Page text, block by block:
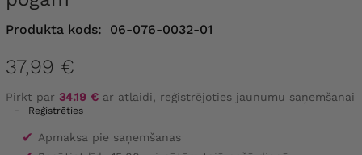
Produkta kods: 06-076-0032-01
37,99 €
Pirkt par 34.19 € ar atlaidi, reģistrējoties jaunumu saņemšanai
-
Reģistrēties
✔ Apmaksa pie saņemšanas